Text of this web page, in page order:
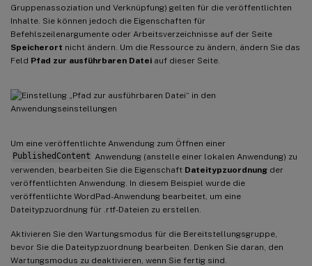
Gruppenassoziation und Verknüpfung) gelten für die veröffentlichten
Inhalte. Sie können jedoch die Eigenschaften für
Befehlszeilenargumente oder Arbeitsverzeichnisse auf der Seite
Speicherort nicht ändern. Um die Ressource zu ändern, ändern Sie das
Feld Pfad zur ausführbaren Datei auf dieser Seite.
Um eine veröffentlichte Anwendung zum Öffnen einer
PublishedContent Anwendung (anstelle einer lokalen Anwendung) zu
verwenden, bearbeiten Sie die Eigenschaft Dateitypzuordnung der
veröffentlichten Anwendung. In diesem Beispiel wurde die
veröffentlichte WordPad-Anwendung bearbeitet, um eine
Dateitypzuordnung für .rtf-Dateien zu erstellen.
Aktivieren Sie den Wartungsmodus für die Bereitstellungsgruppe,
bevor Sie die Dateitypzuordnung bearbeiten. Denken Sie daran, den
Wartungsmodus zu deaktivieren, wenn Sie fertig sind.